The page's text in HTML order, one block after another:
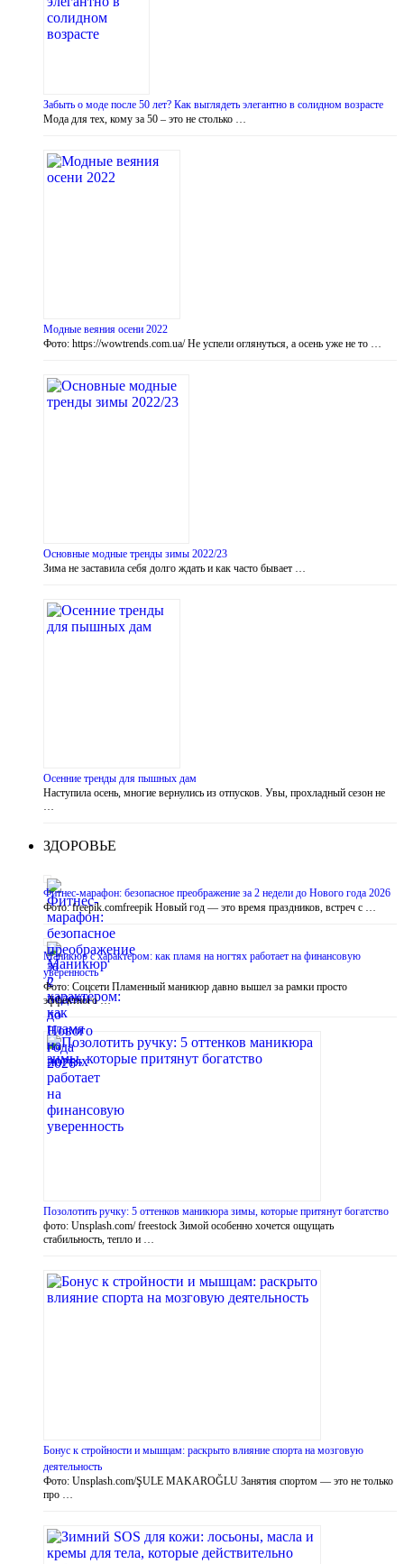
Забыть о моде после 50 лет? Как выглядеть элегантно в солидном возрасте
Мода для тех, кому за 50 – это не столько …
Модные веяния осени 2022
Фото: https://wowtrends.com.ua/ Не успели оглянуться, а осень уже не то …
Основные модные тренды зимы 2022/23
Зима не заставила себя долго ждать и как часто бывает …
Осенние тренды для пышных дам
Наступила осень, многие вернулись из отпусков. Увы, прохладный сезон не
…
ЗДОРОВЬЕ
Фитнес-марафон: безопасное преображение за 2 недели до Нового года 2026
Фото: freepik.comfreepik Новый год — это время праздников, встреч с …
Маникюр с характером: как пламя на ногтях работает на финансовую
уверенность
Фото: Соцсети Пламенный маникюр давно вышел за рамки просто
эффектного …
Позолотить ручку: 5 оттенков маникюра зимы, которые притянут богатство
фото: Unsplash.com/ freestock Зимой особенно хочется ощущать
стабильность, тепло и …
Бонус к стройности и мышцам: раскрыто влияние спорта на мозговую
деятельность
Фото: Unsplash.com/ŞULE MAKAROĞLU Занятия спортом — это не только
про …